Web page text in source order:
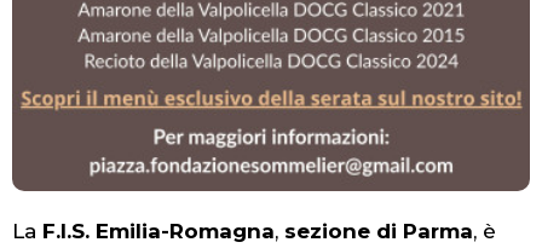
La F.I.S. Emilia-Romagna, sezione di Parma, è